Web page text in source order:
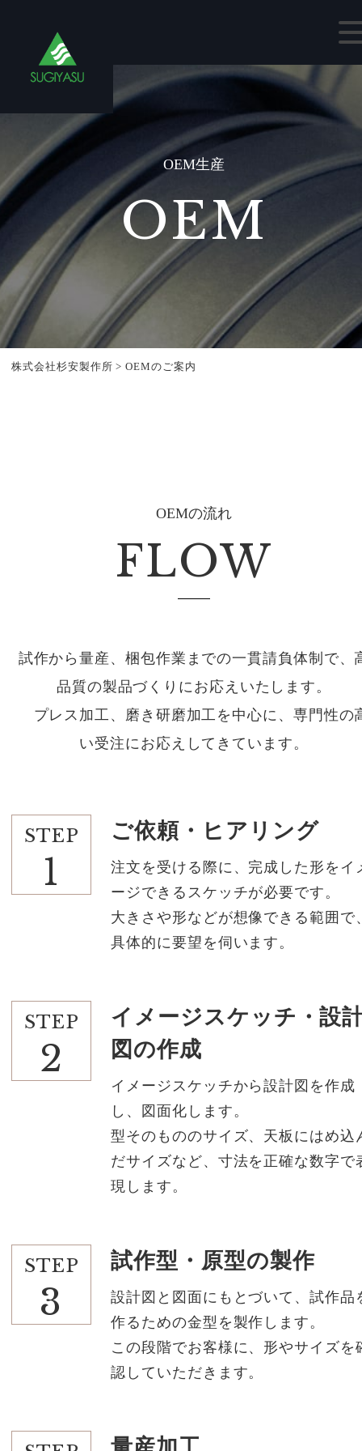
OEM生産
OEM
株式会社杉安製作所 >OEMのご案内
OEMの流れ
FLOW
試作から量産、梱包作業までの一貫請負体制で、
品質の製品づくりにお応えいたします。
プレス加工、磨き研磨加工を中心に、専門性の
い受注にお応えしてきています。
STEP
1
ご依頼・ヒアリング
注文を受ける際に、完成した形をイ
ージできるスケッチが必要です。
大きさや形などが想像できる範囲で
具体的に要望を伺います。
STEP
2
イメージスケッチ・設
図の作成
イメージスケッチから設計図を作成
し、図面化します。
型そのもののサイズ、天板にはめ込
だサイズなど、寸法を正確な数字で
現します。
STEP
3
試作型・原型の製作
設計図と図面にもとづいて、試作品
作るための金型を製作します。
この段階でお客様に、形やサイズを
認していただきます。